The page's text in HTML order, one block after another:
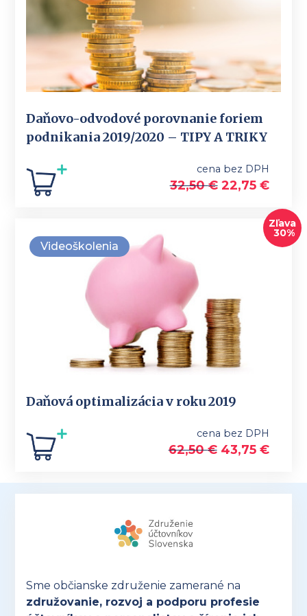
Daňovo-odvodové porovnanie foriem
podnikania 2019/2020 – TIPY A TRIKY
cena bez DPH
32,50€ 22,75 €
Videoškolenia
Zľava
30%
Daňová optimalizácia v roku 2019
cena bez DPH
62,50€ 43,75 €
Sme občianske združenie zamerané na
združovanie, rozvoj a podporu profesie